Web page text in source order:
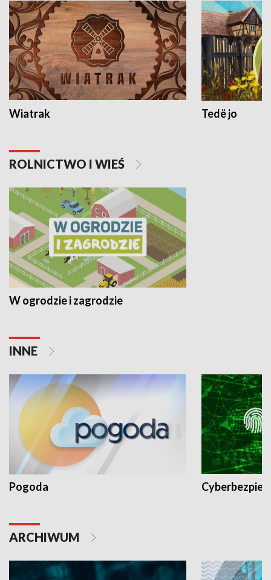
Wiatrak Tedë jo
ROLNICTWO I WIEŚ
W ogrodzie i zagrodzie
INNE
Pogoda
ARCHIWUM